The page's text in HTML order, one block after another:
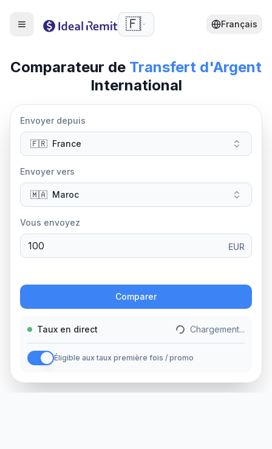
🇫🇷 Français
Comparateur de Transfert d'Argent
International
Envoyer depuis
🇫🇷 France
Envoyer vers
🇲🇦 Maroc
Vous envoyez
EUR
Comparer
Taux en direct Chargement...
Éligible aux taux première fois / promo